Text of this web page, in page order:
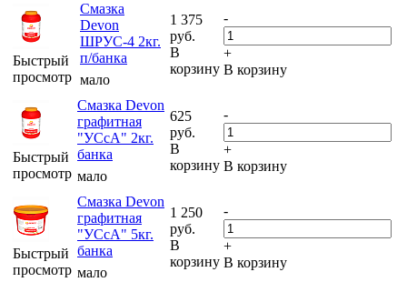
Быстрый
просмотр
Смазка
Devon
ШРУС-4 2кг.
п/банка
мало
1 375
руб.
В
корзину
-
+
В корзину
Быстрый
просмотр
Смазка Devon
графитная
"УСсА" 2кг.
банка
мало
625
руб.
В
корзину
-
+
В корзину
Быстрый
просмотр
Смазка Devon
графитная
"УСсА" 5кг.
банка
мало
1 250
руб.
В
корзину
-
+
В корзину